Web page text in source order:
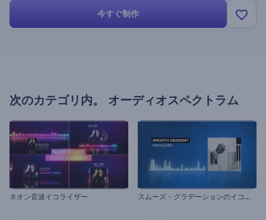
今すぐ制作
次のカテゴリ内。 オーディオスペクトラム
ネオン音波イコライザー ス
ムーズ・グラデーションのイコライザー